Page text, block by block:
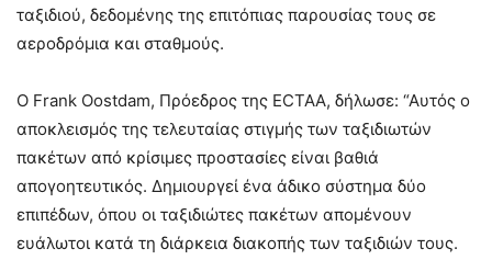
ταξιδιού, δεδομένης της επιτόπιας παρουσίας τους σε
αεροδρόμια και σταθμούς.
Ο Frank Oostdam, Πρόεδρος της ECTAA, δήλωσε: “Αυτός ο
αποκλεισμός της τελευταίας στιγμής των ταξιδιωτών
πακέτων από κρίσιμες προστασίες είναι βαθιά
απογοητευτικός. Δημιουργεί ένα άδικο σύστημα δύο
επιπέδων, όπου οι ταξιδιώτες πακέτων απομένουν
ευάλωτοι κατά τη διάρκεια διακοπής των ταξιδιών τους.